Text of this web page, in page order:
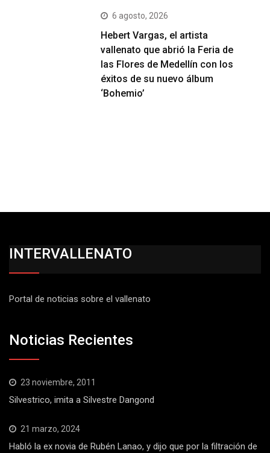
6 agosto, 2026
Hebert Vargas, el artista
vallenato que abrió la Feria de
las Flores de Medellín con los
éxitos de su nuevo álbum
‘Bohemio’
INTERVALLENATO
Portal de noticias sobre el vallenato
Noticias Recientes
23 noviembre, 2011
Silvestrico, imita a Silvestre Dangond
21 marzo, 2024
Habló la ex novia de Rubén Lanao, y dijo que por la filtración de